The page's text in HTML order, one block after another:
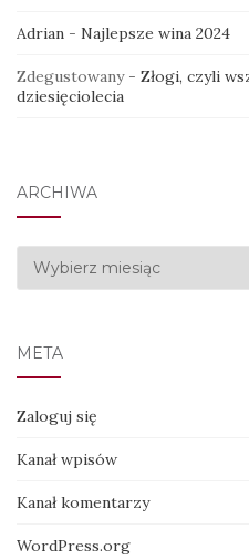
Adrian - Najlepsze wina 2024
Zdegustowany- Złogi, czyli
dziesięciolecia
ARCHIWA
Archiwa
META
Zaloguj się
Kanał wpisów
Kanał komentarzy
WordPress.org